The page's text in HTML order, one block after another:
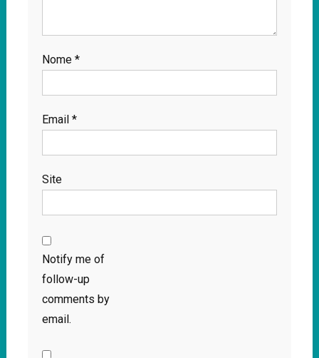
Nome *
Email *
Site
Notify me of
follow-up
comments by
email.